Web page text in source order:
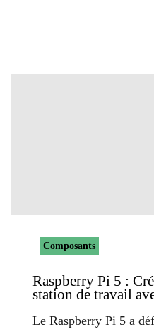
Composants
Raspberry Pi 5 :
station de travail
Le Raspberry Pi 5 a